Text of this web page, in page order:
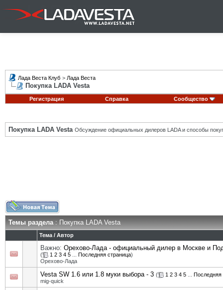
Лада Веста Клуб > Лада Веста
Покупка LADA Vesta
Регистрация Справка Сообщество
Покупка LADA Vesta Обсуждение официальных дилеров LADA и способы
Темы раздела: Покупка LADA Vesta
Тема / Автор
Важно: Орехово-Лада - официальный дилер в Москве и
( 1 2 3 4 5 Последняя страница)
Орехово-Лада
Vesta SW 1.6 или 1.8 муки выбора - 3 ( 1 2 3 4 5
Последняя
mig-quick